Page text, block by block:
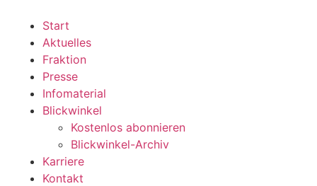
wechseln
Start
Aktuelles
Fraktion
Presse
Infomaterial
Blickwinkel
Kostenlos abonnieren
Blickwinkel-Archiv
Karriere
Kontakt